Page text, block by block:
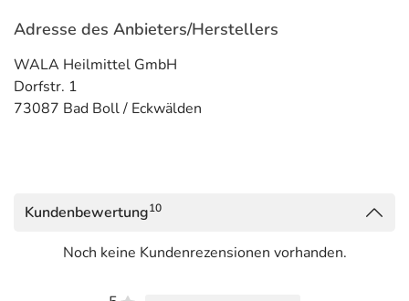
Adresse des Anbieters/Herstellers
WALA Heilmittel GmbH
Dorfstr. 1
73087 Bad Boll / Eckwälden
Kundenbewertung10
Noch keine Kundenrezensionen vorhanden.